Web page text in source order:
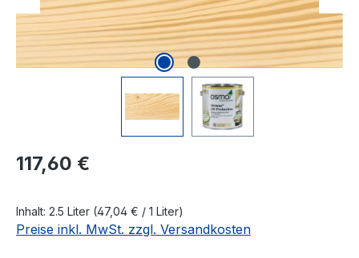
Regulärer Preis:
117,60 €
Inhalt: 2.5 Liter (47,04 € / 1 Liter)
Preise inkl. MwSt. zzgl. Versandkosten